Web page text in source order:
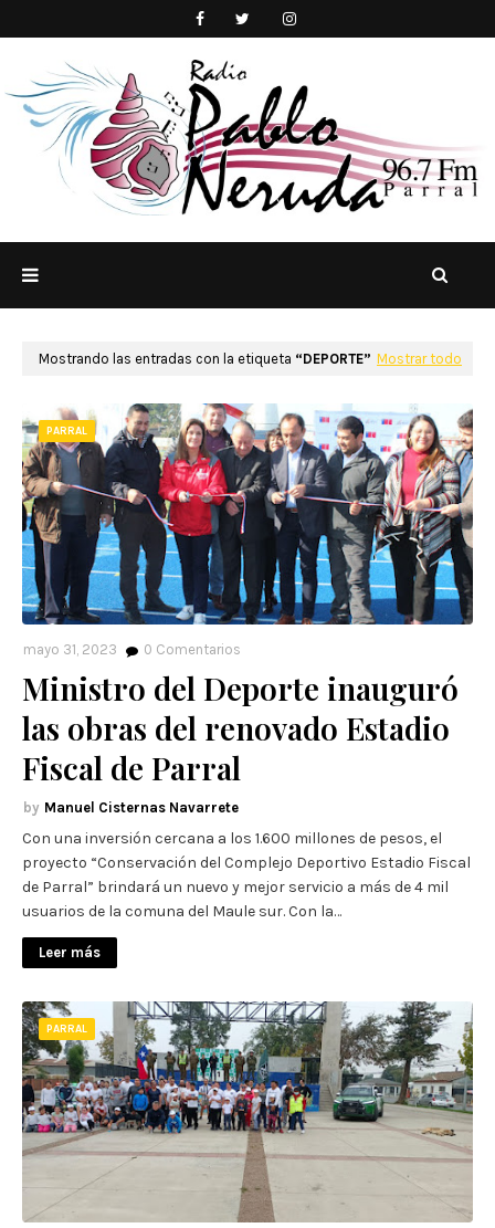
Mostrando las entradas con la etiqueta DEPORTE Mostrar todo
PARRAL
mayo 31, 2023 0 Comentarios
Ministro del Deporte inauguró
las obras del renovado Estadio
Fiscal de Parral
Manuel Cisternas Navarrete
Con una inversión cercana a los 1.600 millones de pesos, el
proyecto “Conservación del Complejo Deportivo Estadio Fiscal
de Parral” brindará un nuevo y mejor servicio a más de 4 mil
usuarios de la comuna del Maule sur. Con la…
Leer más
PARRAL